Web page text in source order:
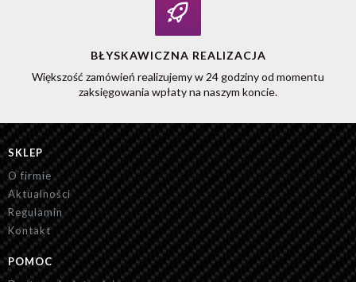
BŁYSKAWICZNA REALIZACJA
Większość zamówień realizujemy w 24 godziny od momentu
zaksięgowania wpłaty na naszym koncie.
SKLEP
O firmie
Aktualności
Regulamin
Kontakt
POMOC